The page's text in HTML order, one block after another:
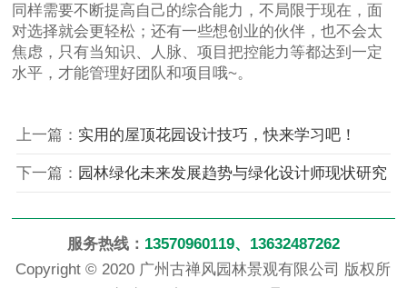
同样需要不断提高自己的综合能力，不局限于现在，面
对选择就会更轻松；还有一些想创业的伙伴，也不会太
焦虑，只有当知识、人脉、项目把控能力等都达到一定
水平，才能管理好团队和项目哦~。
上一篇： 实用的屋顶花园设计技巧，快来学习吧！
下一篇： 园林绿化未来发展趋势与绿化设计师现状研究
服务热线： 13570960119、13632487262
Copyright © 2020 广州古禅风园林景观有限公司 版权所